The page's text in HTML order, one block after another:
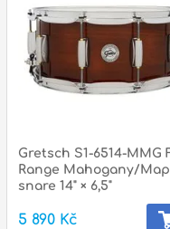
Gretsch S1-6514-MMG
Range Mahogany/
snare 14" × 6,5"
5 890 Kč